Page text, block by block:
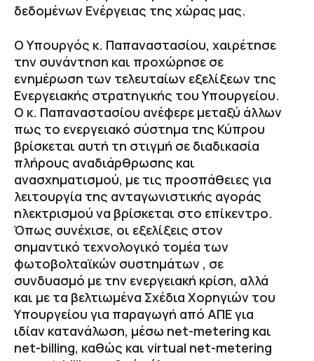
δεδομένων Ενέργειας της χώρας μας.
Ο Υπουργός κ. Παπαναστασίου, χαιρέτησε
την συνάντηση και προχώρησε σε
ενημέρωση των τελευταίων εξελίξεων της
Ενεργειακής στρατηγικής του Υπουργείου.
Ο κ. Παπαναστασίου ανέφερε μεταξύ άλλων
πως το ενεργειακό σύστημα της Κύπρου
βρίσκεται αυτή τη στιγμή σε διαδικασία
πλήρους αναδιάρθρωσης και
ανασχηματισμού, με τις προσπάθειες για
λειτουργία της ανταγωνιστικής αγοράς
ηλεκτρισμού να βρίσκεται στο επίκεντρο.
Όπως συνέχισε, οι εξελίξεις στον
σημαντικό τεχνολογικό τομέα των
φωτοβολταϊκών συστημάτων , σε
συνδυασμό με την ενεργειακή κρίση, αλλά
και με τα βελτιωμένα Σχέδια Χορηγιών του
Υπουργείου για παραγωγή από ΑΠΕ για
ιδίαν κατανάλωση, μέσω net-metering και
net-billing, καθώς και virtual net-metering